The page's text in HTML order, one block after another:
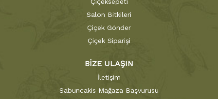
Salon Bitkileri
Çiçek Gönder
Çiçek Siparişi
BİZE ULAŞIN
İletişim
Sabuncakis Mağaza Başvurusu